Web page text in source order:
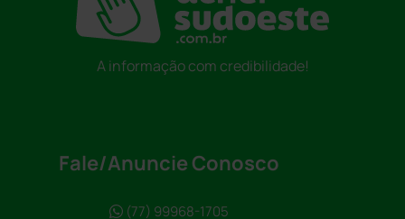
A informação com credibilidade!
Fale/Anuncie Conosco
(77) 99968-1705